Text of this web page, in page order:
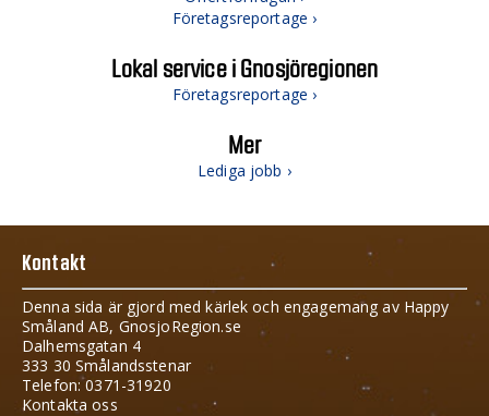
Företagsreportage ›
Lokal service i Gnosjöregionen
Företagsreportage ›
Mer
Lediga jobb ›
Kontakt
Denna sida är gjord med kärlek och engagemang av Happy
Småland AB, GnosjoRegion.se
Dalhemsgatan 4
333 30 Smålandsstenar
Telefon: 0371-31920
Kontakta oss